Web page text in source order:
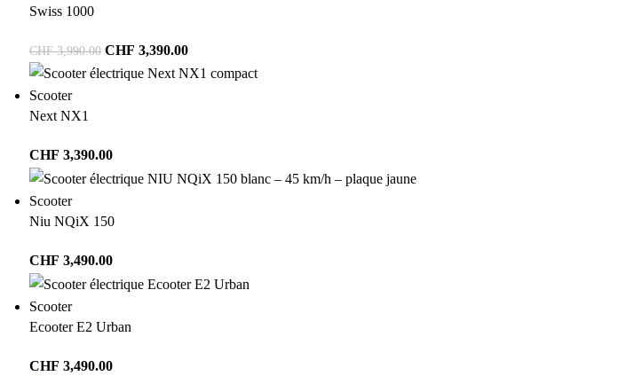
Swiss 1000
CHF3,990.00 CHF 3,390.00
Scooter
Next NX1
CHF 3,390.00
Scooter
Niu NQiX 150
CHF 3,490.00
Scooter
Ecooter E2 Urban
CHF 3,490.00